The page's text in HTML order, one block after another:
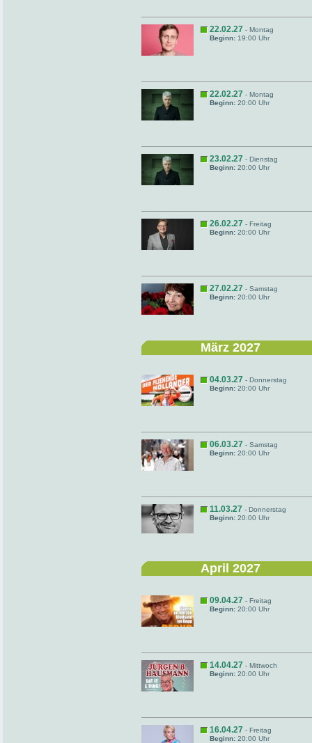
22.02.27 - Montag
Beginn: 19:00 Uhr
22.02.27 - Montag
Beginn: 20:00 Uhr
23.02.27 - Dienstag
Beginn: 20:00 Uhr
26.02.27 - Freitag
Beginn: 20:00 Uhr
27.02.27 - Samstag
Beginn: 20:00 Uhr
März 2027
04.03.27 - Donnerstag
Beginn: 20:00 Uhr
06.03.27 - Samstag
Beginn: 20:00 Uhr
11.03.27 - Donnerstag
Beginn: 20:00 Uhr
April 2027
09.04.27 - Freitag
Beginn: 20:00 Uhr
14.04.27 - Mittwoch
Beginn: 20:00 Uhr
16.04.27 - Freitag
Beginn: 20:00 Uhr